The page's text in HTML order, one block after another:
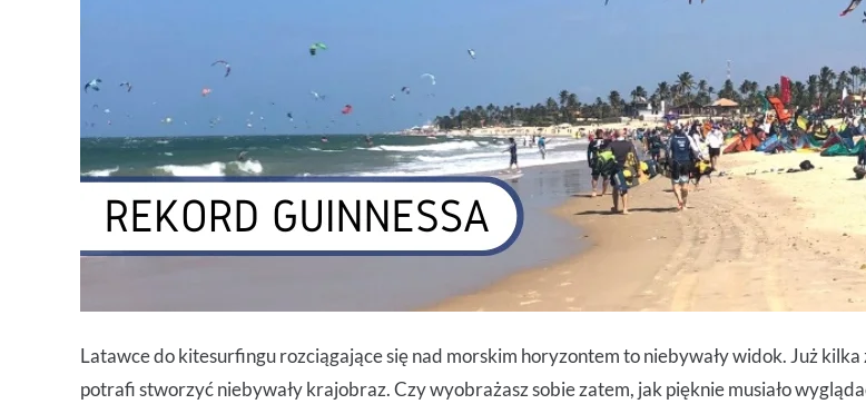
Latawce do kitesurfingu rozciągające się nad morskim horyzontem to niebywały widok. Już kilka
potrafi stworzyć niebywały krajobraz. Czy wyobrażasz sobie zatem, jak pięknie musiało